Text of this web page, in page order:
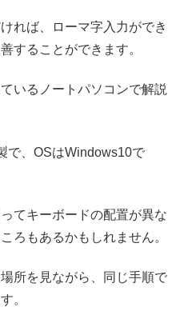
れば、ローマ字入力ができ
することができます。
いるノートパソコンで解説
で、OSはWindows10で
てキーボードの配置が異な
ろもあるかもしれません。
所を見ながら、同じ手順で
。